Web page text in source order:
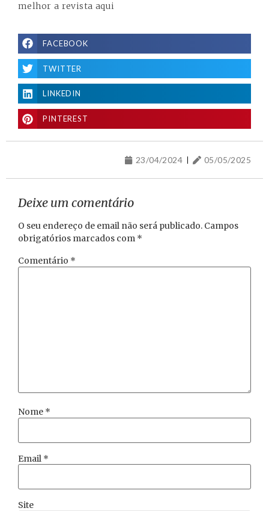
melhor a revista aqui
FACEBOOK
TWITTER
LINKEDIN
PINTEREST
23/04/2024 05/05/2025
Deixe um comentário
O seu endereço de email não será publicado. Campos
obrigatórios marcados com *
Comentário *
Nome *
Email *
Site